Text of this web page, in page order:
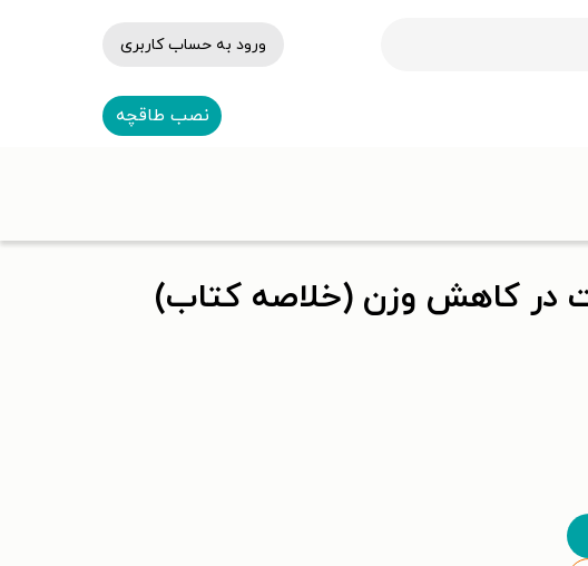
ورود به حساب کاربری
نصب طاقچه